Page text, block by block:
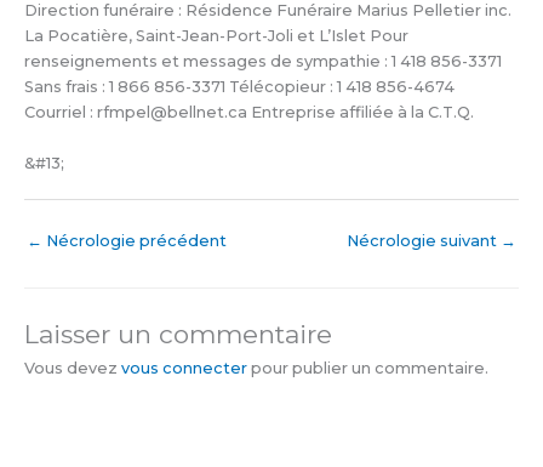
Direction funéraire : Résidence Funéraire Marius Pelletier inc.
La Pocatière, Saint-Jean-Port-Joli et L’Islet Pour
renseignements et messages de sympathie : 1 418 856-3371
Sans frais : 1 866 856-3371 Télécopieur : 1 418 856-4674
Courriel : rfmpel@bellnet.ca Entreprise affiliée à la C.T.Q.
&#13;
← Nécrologie précédent Nécrologie suivant →
Laisser un commentaire
Vous devez vous connecter pour publier un commentaire.